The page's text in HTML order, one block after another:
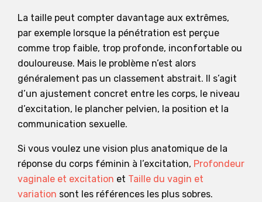
La taille peut compter davantage aux extrêmes,
par exemple lorsque la pénétration est perçue
comme trop faible, trop profonde, inconfortable ou
douloureuse. Mais le problème n’est alors
généralement pas un classement abstrait. Il s’agit
d’un ajustement concret entre les corps, le niveau
d’excitation, le plancher pelvien, la position et la
communication sexuelle.
Si vous voulez une vision plus anatomique de la
réponse du corps féminin à l’excitation, Profondeur
vaginale et excitation et Taille du vagin et
variation sont les références les plus sobres.